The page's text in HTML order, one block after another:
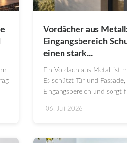
Vordächer aus
Eingangsbereich
einen stark...
Ein Vordach aus Metall ist
Es schützt Tür und
Eingangsbereich und sorgt
06. Juli 2026